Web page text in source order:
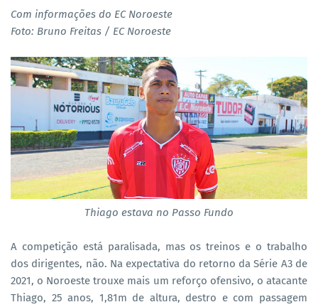
Com informações do EC Noroeste
Foto: Bruno Freitas / EC Noroeste
Thiago estava no Passo Fundo
A competição está paralisada, mas os treinos e o trabalho
dos dirigentes, não. Na expectativa do retorno da Série A3 de
2021, o Noroeste trouxe mais um reforço ofensivo, o atacante
Thiago, 25 anos, 1,81m de altura, destro e com passagem